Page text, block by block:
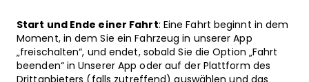
Start und Ende einer Fahrt: Eine Fahrt beginnt in dem
Moment, in dem Sie ein Fahrzeug in unserer App
„freischalten“, und endet, sobald Sie die Option „Fahrt
beenden“ in Unserer App oder auf der Plattform des
Drittanbieters (falls zutreffend) auswählen und das